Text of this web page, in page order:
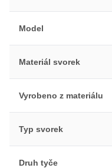
Model
Materiál svorek
Vyrobeno z materiálu
Typ svorek
Druh tyče